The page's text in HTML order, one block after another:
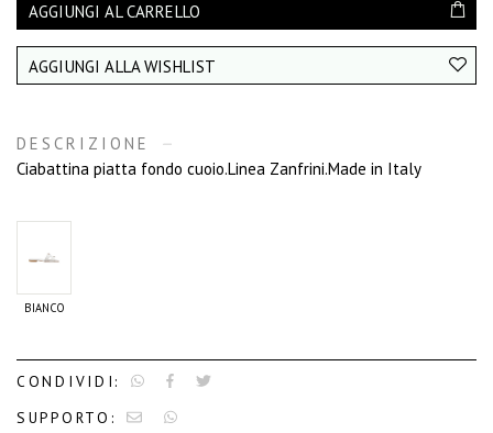
AGGIUNGI AL CARRELLO
AGGIUNGI ALLA WISHLIST
DESCRIZIONE
Ciabattina piatta fondo cuoio.Linea Zanfrini.Made in Italy
BIANCO
CONDIVIDI:
SUPPORTO: